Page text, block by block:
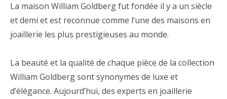
La maison William Goldberg fut fondée il y a un siècle
et demi et est reconnue comme l’une des maisons en
joaillerie les plus prestigieuses au monde.
La beauté et la qualité de chaque pièce de la collection
William Goldberg sont synonymes de luxe et
d’élégance. Aujourd’hui, des experts en joaillerie